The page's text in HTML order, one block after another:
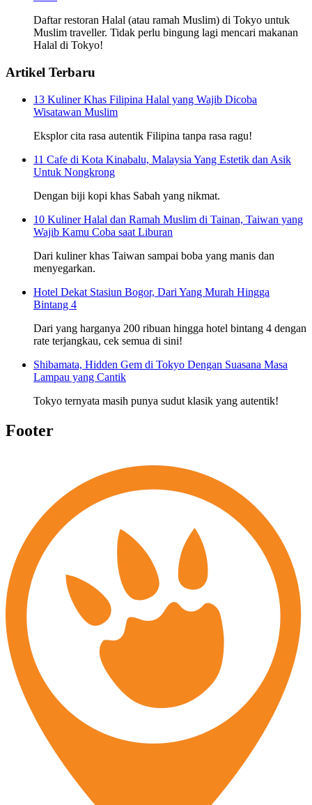
Daftar restoran Halal (atau ramah Muslim) di Tokyo untuk
Muslim traveller. Tidak perlu bingung lagi mencari makanan
Halal di Tokyo!
Artikel Terbaru
13 Kuliner Khas Filipina Halal yang Wajib Dicoba
Wisatawan Muslim
Eksplor cita rasa autentik Filipina tanpa rasa ragu!
11 Cafe di Kota Kinabalu, Malaysia Yang Estetik dan Asik
Untuk Nongkrong
Dengan biji kopi khas Sabah yang nikmat.
10 Kuliner Halal dan Ramah Muslim di Tainan, Taiwan yang
Wajib Kamu Coba saat Liburan
Dari kuliner khas Taiwan sampai boba yang manis dan
menyegarkan.
Hotel Dekat Stasiun Bogor, Dari Yang Murah Hingga
Bintang 4
Dari yang harganya 200 ribuan hingga hotel bintang 4 dengan
rate terjangkau, cek semua di sini!
Shibamata, Hidden Gem di Tokyo Dengan Suasana Masa
Lampau yang Cantik
Tokyo ternyata masih punya sudut klasik yang autentik!
Footer